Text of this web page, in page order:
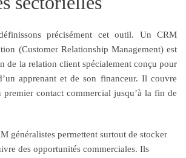
précisément cet outil. Un CRM
(Customer Relationship Management) est
de la relation client spécialement conçu pour
apprenant et de son financeur. Il couvre
premier contact commercial jusqu’à la fin de
généralistes permettent surtout de stocker
des opportunités commerciales. Ils